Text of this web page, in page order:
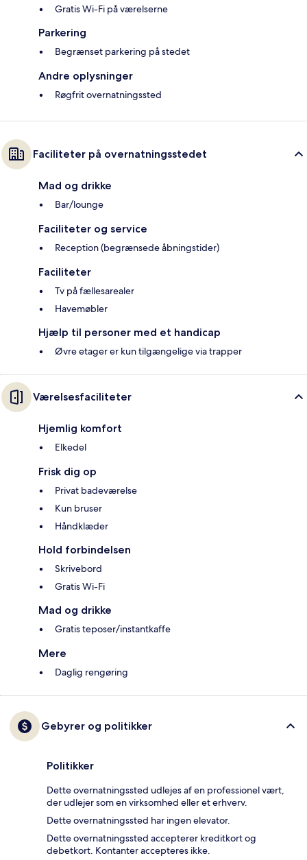
Gratis Wi-Fi på værelserne
Parkering
Begrænset parkering på stedet
Andre oplysninger
Røgfrit overnatningssted
Faciliteter på overnatningsstedet
Mad og drikke
Bar/lounge
Faciliteter og service
Reception (begrænsede åbningstider)
Faciliteter
Tv på fællesarealer
Havemøbler
Hjælp til personer med et handicap
Øvre etager er kun tilgængelige via trapper
Værelsesfaciliteter
Hjemlig komfort
Elkedel
Frisk dig op
Privat badeværelse
Kun bruser
Håndklæder
Hold forbindelsen
Skrivebord
Gratis Wi-Fi
Mad og drikke
Gratis teposer/instantkaffe
Mere
Daglig rengøring
Gebyrer og politikker
Politikker
Dette overnatningssted udlejes af en professionel vært,
der udlejer som en virksomhed eller et erhverv.
Dette overnatningssted har ingen elevator.
Dette overnatningssted accepterer kreditkort og
debetkort. Kontanter accepteres ikke.